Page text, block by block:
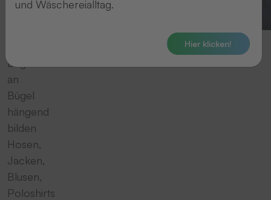
Bügel
an
Bügel
hängend
bilden
Hosen,
Jacken,
Blusen,
Poloshirts
und Wäschereialltag.
Hier klicken!